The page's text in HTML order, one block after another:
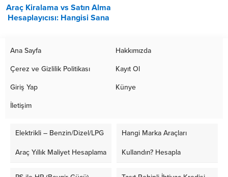
Araç Kiralama vs Satın Alma
Hesaplayıcısı: Hangisi Sana
Ana Sayfa Hakkımızda
Çerez ve Gizlilik Politikası Kayıt Ol
Giriş Yap Künye
İletişim
Elektrikli – Benzin/Dizel/LPG
Araç Yıllık Maliyet Hesaplama
Hangi Marka Araçları
Kullandın? Hesapla